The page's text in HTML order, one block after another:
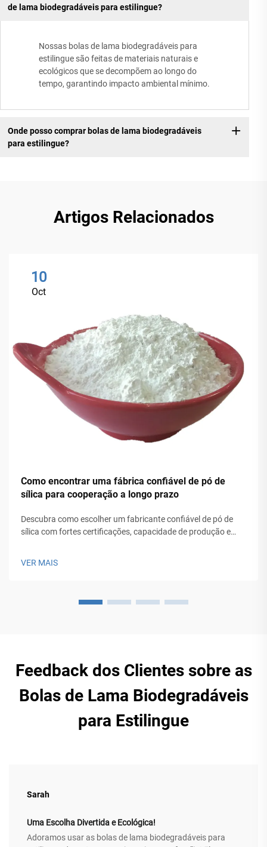
de lama biodegradáveis para estilingue?
Nossas bolas de lama biodegradáveis para
estilingue são feitas de materiais naturais e
ecológicos que se decompõem ao longo do
tempo, garantindo impacto ambiental mínimo.
Onde posso comprar bolas de lama biodegradáveis
para estilingue?
Artigos Relacionados
10
Oct
Como encontrar uma fábrica confiável de pó de
sílica para cooperação a longo prazo
Descubra como escolher um fabricante confiável de pó de
sílica com fortes certificações, capacidade de produção e
VER MAIS
Feedback dos Clientes sobre as
Bolas de Lama Biodegradáveis
para Estilingue
Sarah
Uma Escolha Divertida e Ecológica!
Adoramos usar as bolas de lama biodegradáveis para